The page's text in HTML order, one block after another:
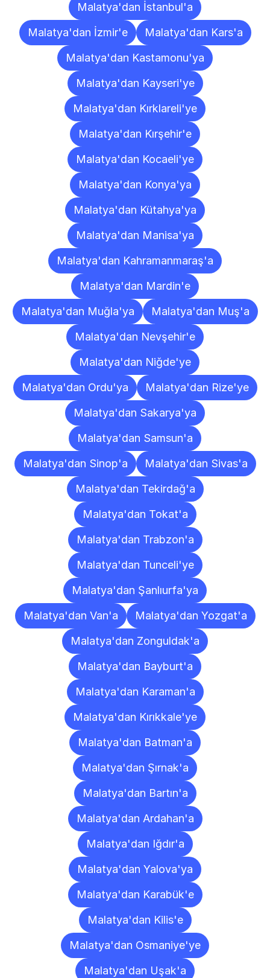
Malatya'dan İstanbul'a
Malatya'dan İzmir'e
Malatya'dan Kars'a
Malatya'dan Kastamonu'ya
Malatya'dan Kayseri'ye
Malatya'dan Kırklareli'ye
Malatya'dan Kırşehir'e
Malatya'dan Kocaeli'ye
Malatya'dan Konya'ya
Malatya'dan Kütahya'ya
Malatya'dan Manisa'ya
Malatya'dan Kahramanmaraş'a
Malatya'dan Mardin'e
Malatya'dan Muğla'ya
Malatya'dan Muş'a
Malatya'dan Nevşehir'e
Malatya'dan Niğde'ye
Malatya'dan Ordu'ya
Malatya'dan Rize'ye
Malatya'dan Sakarya'ya
Malatya'dan Samsun'a
Malatya'dan Sinop'a
Malatya'dan Sivas'a
Malatya'dan Tekirdağ'a
Malatya'dan Tokat'a
Malatya'dan Trabzon'a
Malatya'dan Tunceli'ye
Malatya'dan Şanlıurfa'ya
Malatya'dan Van'a
Malatya'dan Yozgat'a
Malatya'dan Zonguldak'a
Malatya'dan Bayburt'a
Malatya'dan Karaman'a
Malatya'dan Kırıkkale'ye
Malatya'dan Batman'a
Malatya'dan Şırnak'a
Malatya'dan Bartın'a
Malatya'dan Ardahan'a
Malatya'dan Iğdır'a
Malatya'dan Yalova'ya
Malatya'dan Karabük'e
Malatya'dan Kilis'e
Malatya'dan Osmaniye'ye
Malatya'dan Uşak'a